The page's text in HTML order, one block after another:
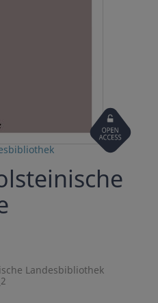
Open
Access
Landesbibliothek